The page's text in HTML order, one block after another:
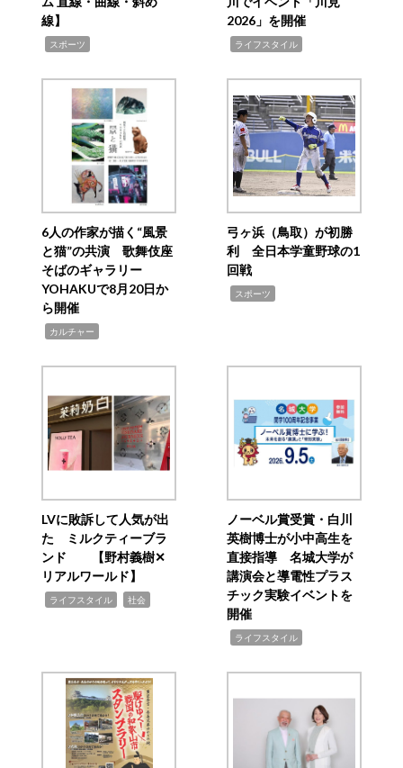
線】
スポーツ
2026」を開催
ライフスタイル
6人の作家が描く“風景
と猫”の共演 歌舞伎座
そばのギャラリー
YOHAKUで8月20日か
ら開催
カルチャー
弓ヶ浜（鳥取）が初勝
利 全日本学童野球の1
回戦
スポーツ
LVに敗訴して人気が出
た ミルクティーブラ
ンド 【野村義樹✕
リアルワールド】
ライフスタイル 社会
ノーベル賞受賞・白川
英樹博士が小中高生を
直接指導 名城大学が
講演会と導電性プラス
チック実験イベントを
開催
ライフスタイル